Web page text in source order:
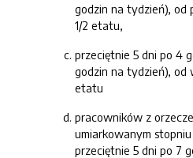
godzin na tydzień), od
1/2 etatu,
przeciętnie 5 dni po 4
godzin na tydzień), od
etatu
pracowników z
umiarkowanym
przeciętnie 5 dni po 7